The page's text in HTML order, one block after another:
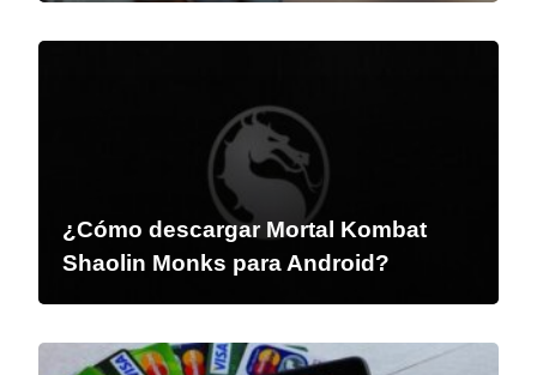
¿Cómo descargar Mortal Kombat
Shaolin Monks para Android?